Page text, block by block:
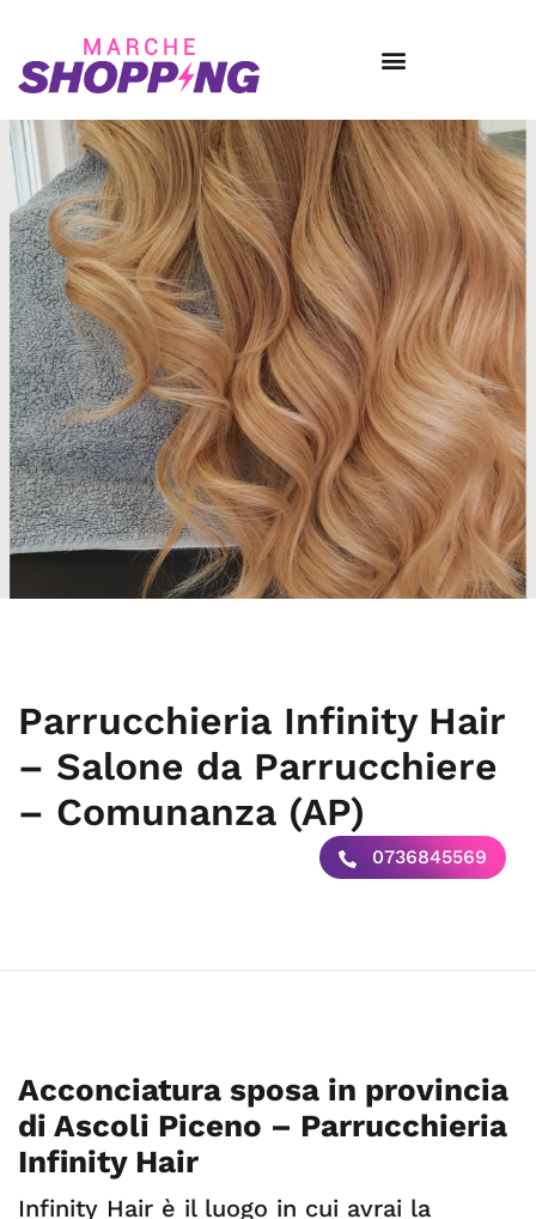
Parrucchieria Infinity Hair
– Salone da Parrucchiere
– Comunanza (AP)
0736845569
Acconciatura sposa in provincia
di Ascoli Piceno – Parrucchieria
Infinity Hair
Infinity Hair è il luogo in cui avrai la